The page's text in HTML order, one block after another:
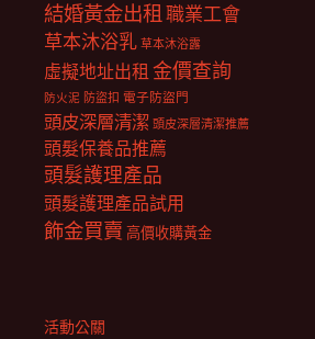
結婚黃金出租職業工會
草本沐浴乳 草本沐浴露
虛擬地址出租 金價查詢
防火泥 防盜扣 電子防盜門
頭皮深層清潔 頭皮深層清潔推薦
頭髮保養品推薦
頭髮護理產品
頭髮護理產品試用
飾金買賣 高價收購黃金
活動公關